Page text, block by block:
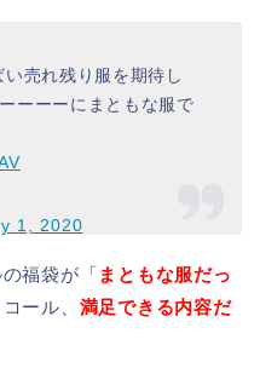
売れ残り服を期待し
ーーーにまともな服で
1, 2020
福袋が「 まともな服だっ
ール、 満足できる内容だ